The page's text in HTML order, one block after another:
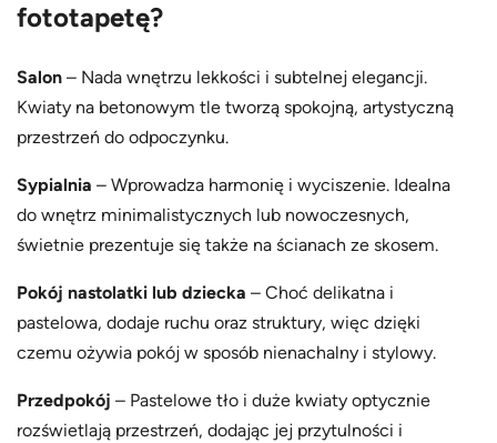
fototapetę?
Salon – Nada wnętrzu lekkości i subtelnej elegancji.
Kwiaty na betonowym tle tworzą spokojną, artystyczną
przestrzeń do odpoczynku.
Sypialnia – Wprowadza harmonię i wyciszenie. Idealna
do wnętrz minimalistycznych lub nowoczesnych,
świetnie prezentuje się także na ścianach ze skosem.
Pokój nastolatki lub dziecka – Choć delikatna i
pastelowa, dodaje ruchu oraz struktury, więc dzięki
czemu ożywia pokój w sposób nienachalny i stylowy.
Przedpokój – Pastelowe tło i duże kwiaty optycznie
rozświetlają przestrzeń, dodając jej przytulności i